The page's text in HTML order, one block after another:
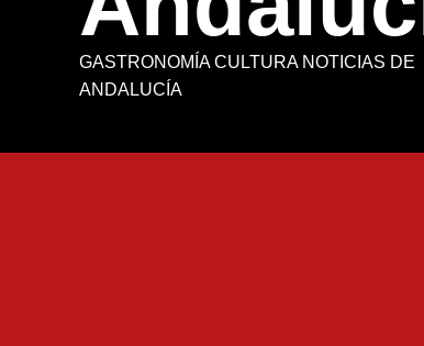
GASTRONOMÍA CULTURA NOTICIAS DE
ANDALUCÍA